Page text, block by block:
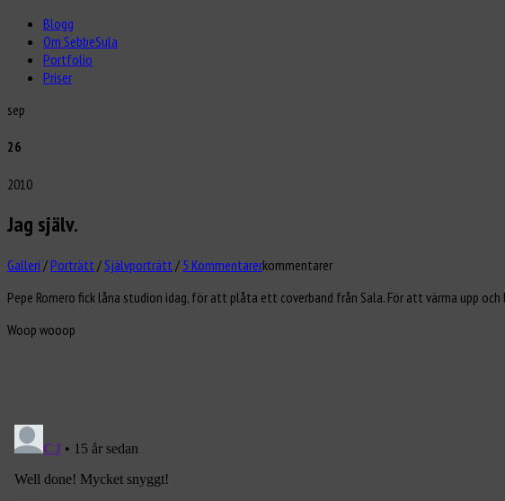
Blogg
Om SebbeSula
Portfolio
Priser
sep
26
2010
Jag själv.
Galleri /Porträtt /Självporträtt / 5 Kommentarerkommentarer
Pepe Romero fick låna studion idag, för att plåta ett coverband från Sala. För att värma upp
Woop wooop